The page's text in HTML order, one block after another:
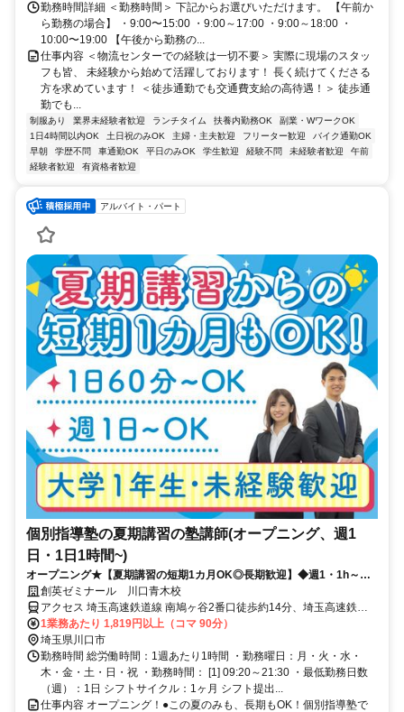
勤務時間詳細 ＜勤務時間＞ 下記からお選びいただけます。 【午前か
ら勤務の場合】 ・9:00〜15:00 ・9:00～17:00 ・9:00～18:00 ・
10:00〜19:00 【午後から勤務の...
仕事内容 ＜物流センターでの経験は一切不要＞ 実際に現場のスタッ
フも皆、 未経験から始めて活躍しております！ 長く続けてくださる
方を求めています！ ＜徒歩通勤でも交通費支給の高待遇！＞ 徒歩通
勤でも...
制服あり 業界未経験者歓迎 ランチタイム 扶養内勤務OK
副業・WワークOK
1日4時間以内OK
土日祝のみOK 主婦・主夫歓迎 フリーター歓迎
バイク通勤OK
早朝
学歴不問 車通勤OK 平日のみOK 学生歓迎 経験不問 未経験者歓迎
午前
経験者歓迎
有資格者歓迎
アルバイト・パート
個別指導塾の夏期講習の塾講師(オープニング、週1
日・1日1時間~)
オープニング★【夏期講習の短期1カ月OK◎長期歓迎】◆週1・1h～◆
大学生・未経験歓迎◆充実研修◆面接履歴書不要
創英ゼミナール 川口青木校
アクセス 埼玉高速鉄道線 南鳩ヶ谷2番口徒歩約14分、埼玉高速鉄道
線 川口元郷2番口徒歩約18分、ＪＲ京浜東北線 川口東口徒歩約24分
バス停「中青木三丁目駅」から徒歩3分、南鳩ヶ谷駅から自転車で約6
分、川口元郷駅から自転車で約8分、川口駅から自転車で約10分
1業務あたり 1,819円以上（コマ 90分）
埼玉県川口市
勤務時間 総労働時間：1週あたり1時間 ・勤務曜日：月・火・水・
木・金・土・日・祝 ・勤務時間： [1] 09:20～21:30 ・最低勤務日数
（週）：1日 シフトサイクル：1ヶ月 シフト提出...
仕事内容 オープニング！●この夏のみも、長期もOK！個別指導塾で